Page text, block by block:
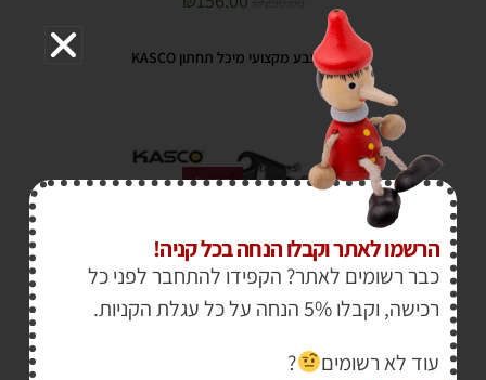
מרסס צבע מקצועי מיכל תחתון KASCO
מבצע!
הרשמו לאתר וקבלו הנחה בכל קניה!
כבר רשומים לאתר? הקפידו להתחבר לפני כל
רכישה, וקבלו 5% הנחה על כל עגלת הקניות.
עוד לא רשומים
?